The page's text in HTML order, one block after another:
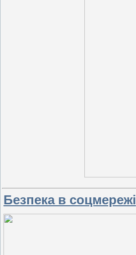
Безпека в соцмережі